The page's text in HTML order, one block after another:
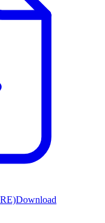
Download